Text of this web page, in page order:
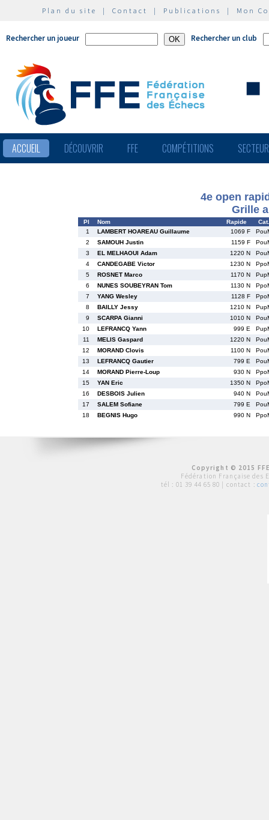
Plan du site | Contact | Publications | Mon
Rechercher un joueur Rechercher un club
ACCUEIL DÉCOUVRIR FFE COMPÉTITIONS
4e open
Grille
Pl Nom Rapide
Cat.
1
LAMBERT HOAREAU Guillaume 1069 F
2
SAMOUH Justin 1159 F
3
EL MELHAOUI Adam 1220 N
4
CANDEGABE Victor 1230 N
5
ROSNET Marco 1170 N
6
NUNES SOUBEYRAN Tom 1130 N
7
YANG Wesley 1128 F
8
BAILLY Jessy 1210 N
9
SCARPA Gianni 1010 N
10
LEFRANCQ Yann 999 E
11
MELIS Gaspard 1220 N
12
MORAND Clovis 1100 N
13
LEFRANCQ Gautier 799 E
14
MORAND Pierre-Loup 930 N
15
YAN Eric 1350 N
16
DESBOIS Julien 940 N
17
SALEM Sofiane 799 E
18
BEGNIS Hugo 990 N
Copyright © 2015
Fédération Française des
tél : 01 39 44 65 80 | contact :